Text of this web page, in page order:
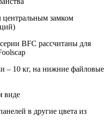
замком
BFC рассчитаны для
– 10 кг, на нижние файловые
виде
в другие цвета из